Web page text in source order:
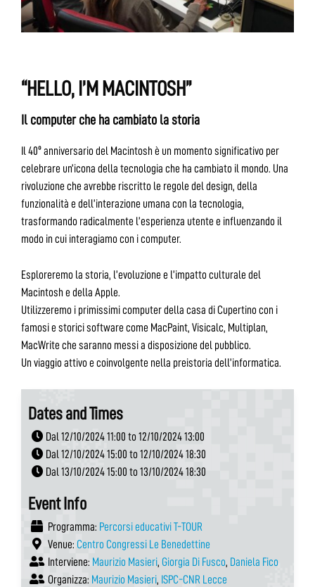
“HELLO, I’M MACINTOSH”
Il computer che ha cambiato la storia
Il 40º anniversario del Macintosh è un momento significativo per
celebrare un’icona della tecnologia che ha cambiato il mondo. Una
rivoluzione che avrebbe riscritto le regole del design, della
funzionalità e dell’interazione umana con la tecnologia,
trasformando radicalmente l’esperienza utente e influenzando il
modo in cui interagiamo con i computer.
Esploreremo la storia, l’evoluzione e l’impatto culturale del
Macintosh e della Apple.
Utilizzeremo i primissimi computer della casa di Cupertino con i
famosi e storici software come MacPaint, Visicalc, Multiplan,
MacWrite che saranno messi a disposizione del pubblico.
Un viaggio attivo e coinvolgente nella preistoria dell’informatica.
Dates and Times
Dal 12/10/2024 11:00 to 12/10/2024 13:00
Dal 12/10/2024 15:00 to 12/10/2024 18:30
Dal 13/10/2024 15:00 to 13/10/2024 18:30
Event Info
Programma: Percorsi educativi T-TOUR
Venue: Centro Congressi Le Benedettine
Interviene: Maurizio Masieri, Giorgia Di Fusco, Daniela Fico
Organizza: Maurizio Masieri, ISPC-CNR Lecce